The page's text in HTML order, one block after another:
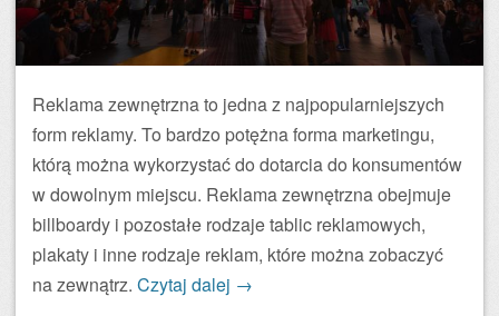
Reklama zewnętrzna to jedna z najpopularniejszych
form reklamy. To bardzo potężna forma marketingu,
którą można wykorzystać do dotarcia do konsumentów
w dowolnym miejscu. Reklama zewnętrzna obejmuje
billboardy i pozostałe rodzaje tablic reklamowych,
plakaty i inne rodzaje reklam, które można zobaczyć
na zewnątrz. Czytaj dalej →